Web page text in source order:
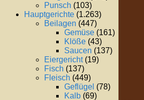
Punsch (103)
Hauptgerichte (1.263)
Beilagen (447)
Gemüse (161)
Klöße (43)
Saucen (137)
Eiergericht(19)
Fisch (137)
Fleisch (449)
Geflügel (78)
Kalb (69)